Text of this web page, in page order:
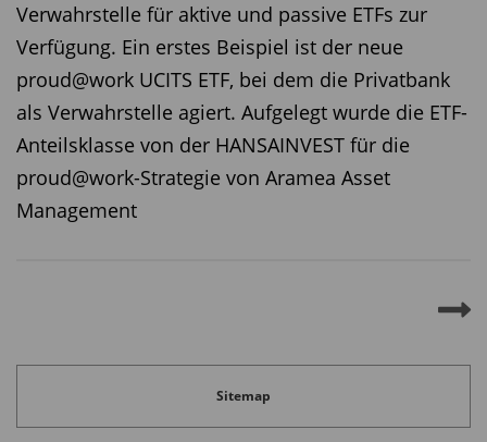
Verwahrstelle für aktive und passive ETFs zur
Verfügung. Ein erstes Beispiel ist der neue
proud@work UCITS ETF, bei dem die Privatbank
als Verwahrstelle agiert. Aufgelegt wurde die ETF-
Anteilsklasse von der HANSAINVEST für die
proud@work-Strategie von Aramea Asset
Management
Sitemap